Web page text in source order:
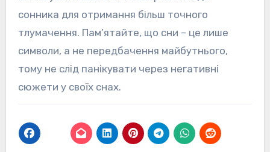
сонника для отримання більш точного
тлумачення. Пам’ятайте, що сни – це лише
символи, а не передбачення майбутнього,
тому не слід панікувати через негативні
сюжети у своїх снах.